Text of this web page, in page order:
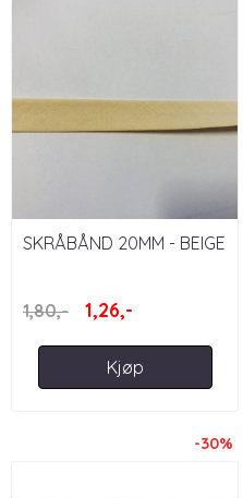
SKRÅBÅND 20MM - BEIGE
1,80,- 1,26,-
Kjøp
-30%